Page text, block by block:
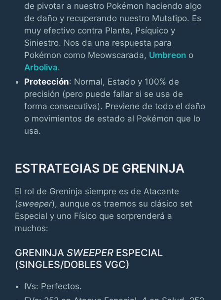
de pivotar a nuestro Pokémon haciendo algo
de daño y recuperando nuestro Mutatipo. Es
muy efectivo contra Planta, Psíquico y
Siniestro. Nos da una respuesta para
Pokémon como Meowscarada, Umbreon o
Arboliva.
Protección: Normal, Estado y 100% de
precisión (pero puede fallar si se usa de
forma consecutiva). Previene de todo el daño
o movimientos de estado al Pokémon que lo
usa.
ESTRATEGIAS DE GRENINJA
El rol de Greninja siempre es de Atacante
(sweeper), aunque os traemos su clásico set
Especial y uno Físico que sorprenderá a
muchos:
GRENINJA SWEEPER ESPECIAL
(SINGLES/DOBLES VGC)
IVs: Perfectos.